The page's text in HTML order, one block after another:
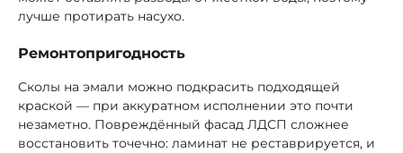
лучше протирать насухо.
Ремонтопригодность
Сколы на эмали можно подкрасить подходящей
краской — при аккуратном исполнении это почти
незаметно. Повреждённый фасад ЛДСП сложнее
восстановить точечно: ламинат не реставрируется, и